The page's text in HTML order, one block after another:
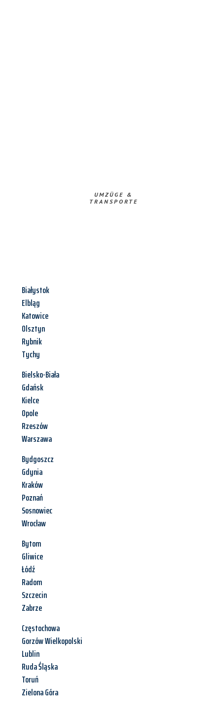
UMZÜGE &
TRANSPORTE
Białystok
Elbląg
Katowice
Olsztyn
Rybnik
Tychy
Bielsko-Biała
Gdańsk
Kielce
Opole
Rzeszów
Warszawa
Bydgoszcz
Gdynia
Kraków
Poznań
Sosnowiec
Wrocław
Bytom
Gliwice
Łódź
Radom
Szczecin
Zabrze
Częstochowa
Gorzów Wielkopolski
Lublin
Ruda Śląska
Toruń
Zielona Góra